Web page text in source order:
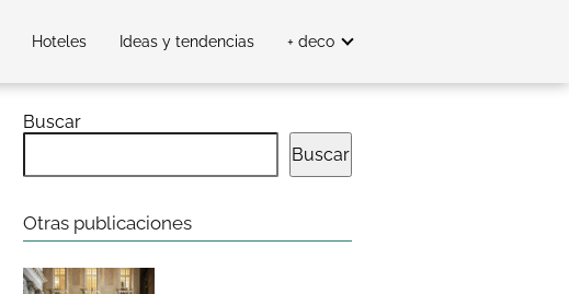
Hoteles Ideas y tendencias + deco
Buscar
Buscar
Otras publicaciones